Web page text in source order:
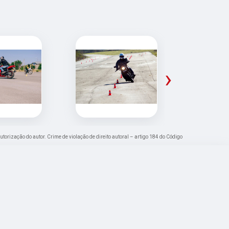
›
do autor. Crime de violação de direito autoral – artigo 184 do Código